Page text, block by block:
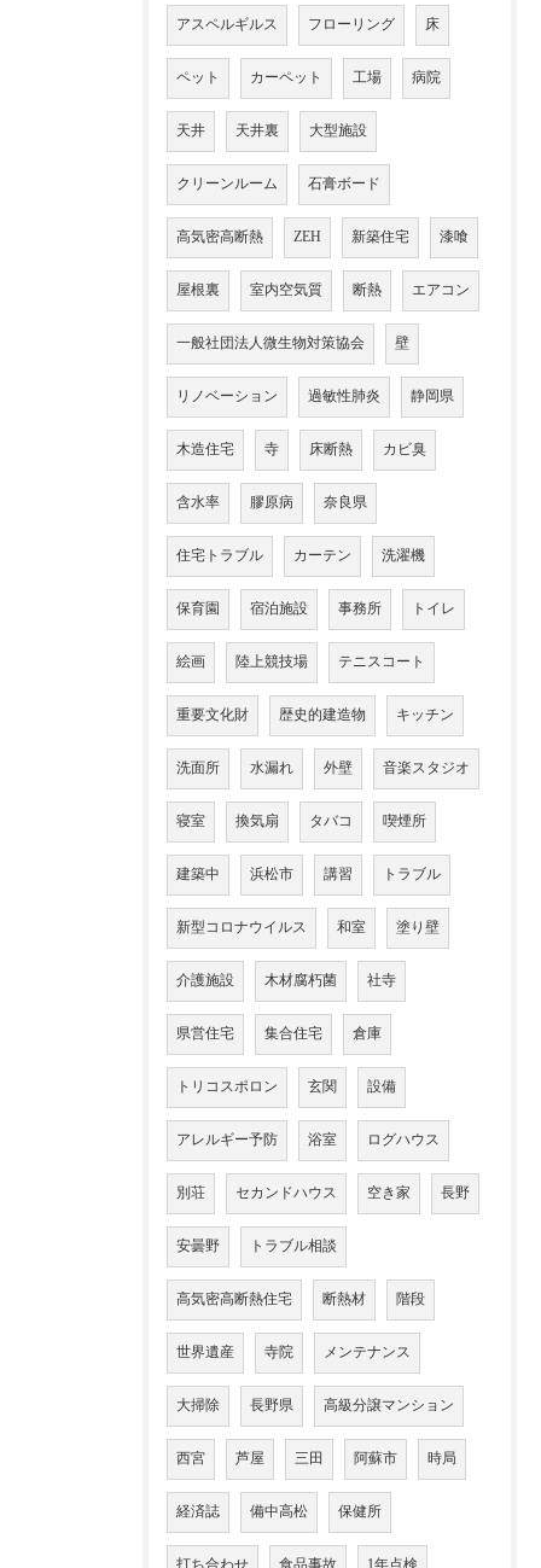
アスペルギルス フローリング 床
ペット カーペット 工場 病院
天井 天井裏 大型施設
クリーンルーム 石膏ボード
高気密高断熱 ZEH 新築住宅 漆喰
屋根裏 室内空気質 断熱 エアコン
一般社団法人微生物対策協会 壁
リノベーション 過敏性肺炎 静岡県
木造住宅 寺 床断熱 カビ臭
含水率 膠原病 奈良県
住宅トラブル カーテン 洗濯機
保育園 宿泊施設 事務所 トイレ
絵画 陸上競技場 テニスコート
重要文化財 歴史的建造物 キッチン
洗面所 水漏れ 外壁 音楽スタジオ
寝室 換気扇 タバコ 喫煙所
建築中 浜松市 講習 トラブル
新型コロナウイルス 和室 塗り壁
介護施設 木材腐朽菌 社寺
県営住宅 集合住宅 倉庫
トリコスポロン 玄関 設備
アレルギー予防 浴室 ログハウス
別荘 セカンドハウス 空き家 長野
安曇野 トラブル相談
高気密高断熱住宅 断熱材 階段
世界遺産 寺院 メンテナンス
大掃除 長野県 高級分譲マンション
西宮 芦屋 三田 阿蘇市 時局
経済誌 備中高松 保健所